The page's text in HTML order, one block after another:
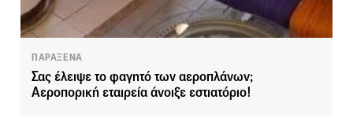
ΠΑΡΑΞΕΝΑ
Σας έλειψε το φαγητό των αεροπλάνων;
Αεροπορική εταιρεία άνοιξε εστιατόριο!